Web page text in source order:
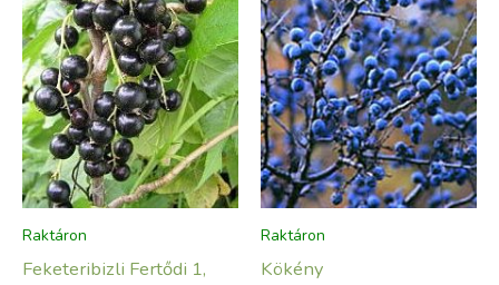
Raktáron
Feketeribizli Fertődi 1,
Raktáron
Kökény